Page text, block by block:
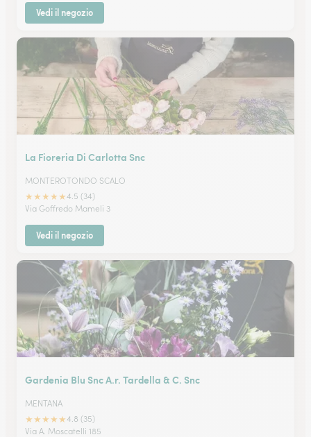
Vedi il negozio
La Fioreria Di Carlotta Snc
MONTEROTONDO SCALO
★★★★★4.5 (34)
Via Goffredo Mameli 3
Vedi il negozio
Gardenia Blu Snc A.r. Tardella & C. Snc
MENTANA
★★★★★4.8 (35)
Via A. Moscatelli 185